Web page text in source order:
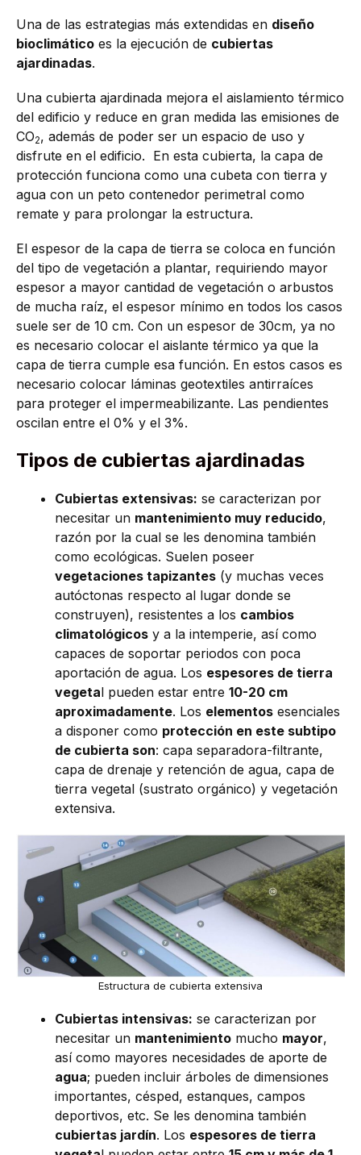
Una de las estrategias más extendidas en diseño
bioclimático es la ejecución de cubiertas
ajardinadas.
Una cubierta ajardinada mejora el aislamiento térmico
del edificio y reduce en gran medida las emisiones de
CO2, además de poder ser un espacio de uso y
disfrute en el edificio. En esta cubierta, la capa de
protección funciona como una cubeta con tierra y
agua con un peto contenedor perimetral como
remate y para prolongar la estructura.
El espesor de la capa de tierra se coloca en función
del tipo de vegetación a plantar, requiriendo mayor
espesor a mayor cantidad de vegetación o arbustos
de mucha raíz, el espesor mínimo en todos los casos
suele ser de 10 cm. Con un espesor de 30cm, ya no
es necesario colocar el aislante térmico ya que la
capa de tierra cumple esa función. En estos casos es
necesario colocar láminas geotextiles antirraíces
para proteger el impermeabilizante. Las pendientes
oscilan entre el 0% y el 3%.
Tipos de cubiertas ajardinadas
Cubiertas extensivas: se caracterizan por
necesitar un mantenimiento muy reducido,
razón por la cual se les denomina también
como ecológicas. Suelen poseer
vegetaciones tapizantes (y muchas veces
autóctonas respecto al lugar donde se
construyen), resistentes a los cambios
climatológicos y a la intemperie, así como
capaces de soportar periodos con poca
aportación de agua. Los espesores de tierra
vegetal pueden estar entre 10-20 cm
aproximadamente. Los elementos esenciales
a disponer como protección en este subtipo
de cubierta son: capa separadora-filtrante,
capa de drenaje y retención de agua, capa de
tierra vegetal (sustrato orgánico) y vegetación
extensiva.
Estructura de cubierta extensiva
Cubiertas intensivas: se caracterizan por
necesitar un mantenimiento mucho mayor,
así como mayores necesidades de aporte de
agua; pueden incluir árboles de dimensiones
importantes, césped, estanques, campos
deportivos, etc. Se les denomina también
cubiertas jardín. Los espesores de tierra